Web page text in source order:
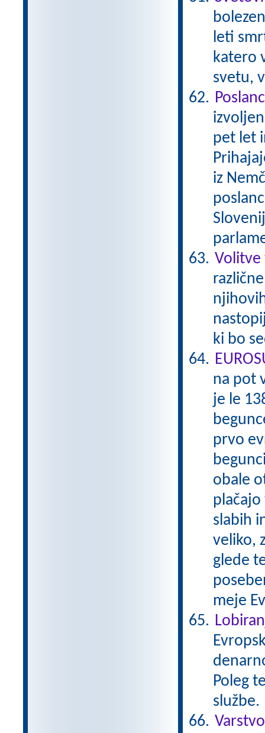
leti
katero
svetu,
pet let
iz
Volitve
ki bo
na pot
je le
prvo
obale
slabih
veliko,
glede
meje
Poleg
službe.